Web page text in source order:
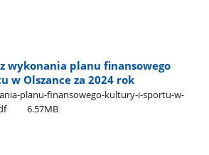
wykonania planu finansowego
w Olszance za 2024 rok
planu-finansowego-kultury-i-sportu-w-
6.57MB